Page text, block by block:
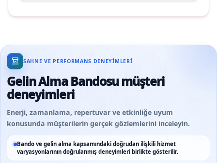
SAHNE VE PERFORMANS DENEYIMLERI
Gelin Alma Bandosu müşteri
deneyimleri
Enerji, zamanlama, repertuvar ve etkinliğe uyum
konusunda müşterilerin gerçek gözlemlerini inceleyin.
Bando ve gelin alma kapsamındaki doğrudan ilişkili hizmet
varyasyonlarının doğrulanmış deneyimleri birlikte gösterilir.